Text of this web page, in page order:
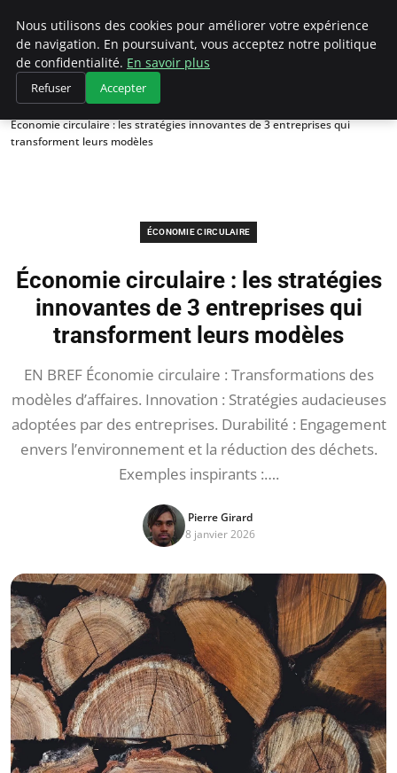
Climategatecountryclub.com
Accueil
Économie circulaire
Économie circulaire : les stratégies innovantes de 3 entreprises qui
transforment leurs modèles
ÉCONOMIE CIRCULAIRE
Économie circulaire : les stratégies
innovantes de 3 entreprises qui
transforment leurs modèles
EN BREF Économie circulaire : Transformations des
modèles d’affaires. Innovation : Stratégies audacieuses
adoptées par des entreprises. Durabilité : Engagement
envers l’environnement et la réduction des déchets.
Exemples inspirants :….
Pierre Girard
8 janvier 2026
Nous utilisons des cookies pour améliorer votre expérience
de navigation. En poursuivant, vous acceptez notre politique
de confidentialité. En savoir plus
Refuser Accepter